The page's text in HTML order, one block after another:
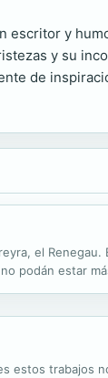
escritor y
y su
de
el
podán estar
estos trabajos